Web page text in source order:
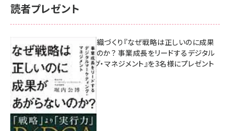
読者プレゼント
成果を生む組織づくり『なぜ戦略は正しいのに成果
があがらないのか？ 事業成長をリードするデジタル
マーケティング・マネジメント』を3名様にプレゼント
8月7日 10:00